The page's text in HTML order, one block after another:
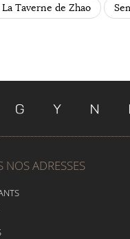
La Taverne de Zhao
NOS ADRESSES